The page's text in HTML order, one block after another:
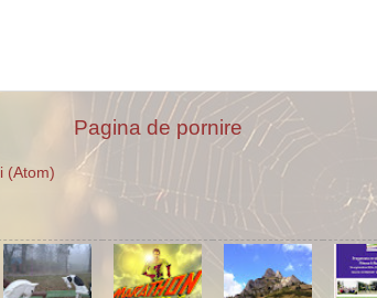
Pagina de pornire
(Atom)